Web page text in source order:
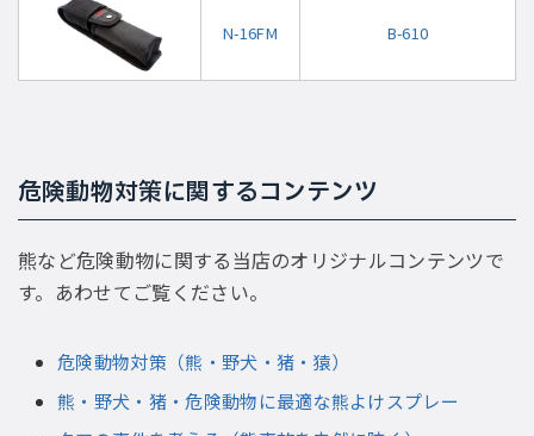
N-16FM B-610
危険動物対策に関するコンテンツ
熊など危険動物に関する当店のオリジナルコンテンツで
す。あわせてご覧ください。
危険動物対策（熊・野犬・猪・猿）
熊・野犬・猪・危険動物に最適な熊よけスプレー